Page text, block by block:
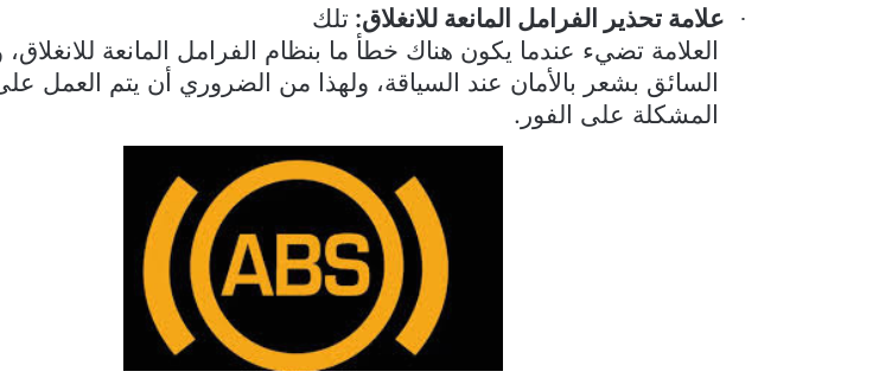
· علامة تحذير الفرامل المانعة للانغلاق: تلك
العلامة تضيء عندما يكون هناك خطأ ما بنظام الفرامل المانعة
السائق بشعر بالأمان عند السياقة، ولهذا من الضروري أن يتم العمل
المشكلة على الفور.